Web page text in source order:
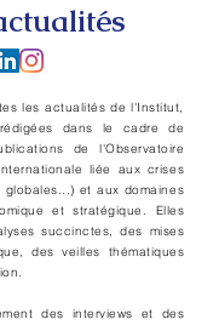
les actualités de l'Institut,
dans le cadre de
de l'Observatoire
liée aux crises
et aux domaines
et stratégique. Elles
succinctes, des mises
des veilles thématiques
des interviews et des